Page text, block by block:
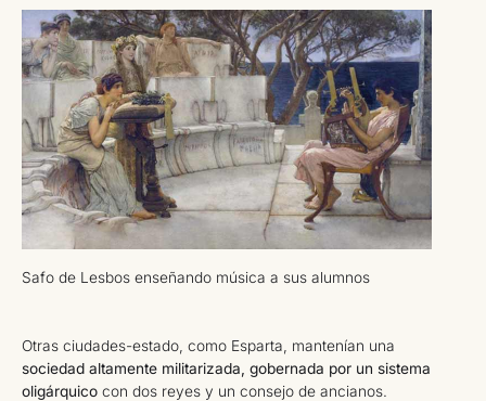
Safo de Lesbos enseñando música a sus alumnos
Otras ciudades-estado, como Esparta, mantenían una
sociedad altamente militarizada, gobernada por un sistema
oligárquico con dos reyes y un consejo de ancianos.